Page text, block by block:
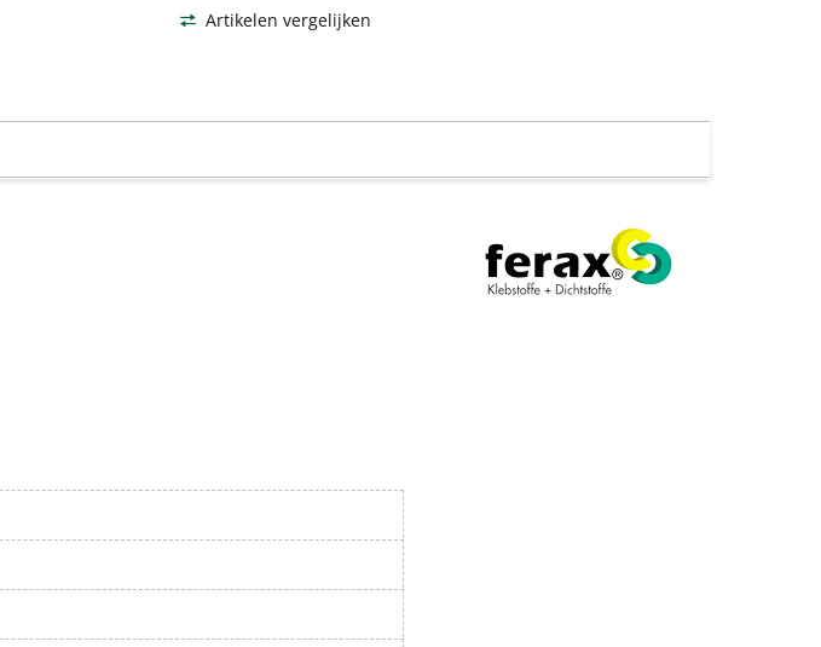
Artikelen vergelijken